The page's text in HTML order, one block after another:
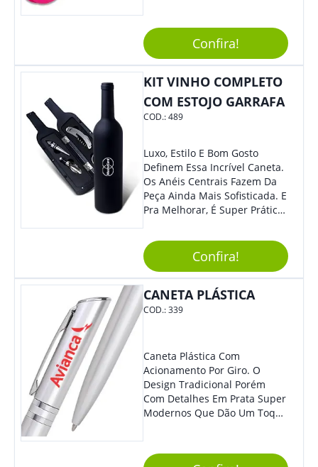
Reuniões Corporativas Ou Até
Mesmo Para Presentear
Colaboradores.
Confira!
KIT VINHO COMPLETO
COM ESTOJO GARRAFA
COD.:489
Luxo, Estilo E Bom Gosto
Definem Essa Incrível Caneta.
Os Anéis Centrais Fazem Da
Peça Ainda Mais Sofisticada. E
Pra Melhorar, É Super Prática
Por Giro. É De Impressionar!
Confira!
CANETA PLÁSTICA
COD.:339
Caneta Plástica Com
Acionamento Por Giro. O
Design Tradicional Porém
Com Detalhes Em Prata Super
Modernos Que Dão Um Toque